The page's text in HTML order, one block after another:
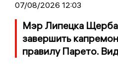
07/08/2026 12:03
Мэр Липецка
завершить
правилу Парето.